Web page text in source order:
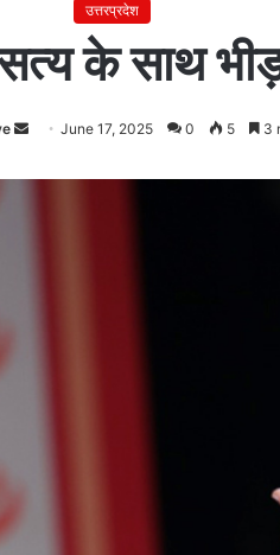
उत्तरप्रदेश
के साथ भीड़
SendJune 17, 2025 0 5 3